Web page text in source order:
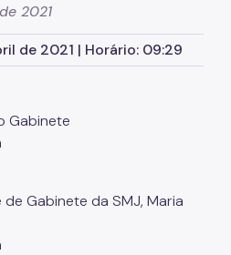
2021
de 2021 | Horário: 09:29
Gabinete
Gabinete da SMJ, Maria